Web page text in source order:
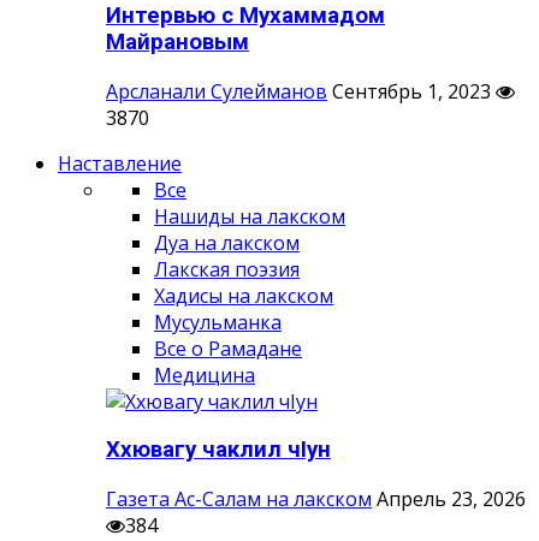
Интервью с Мухаммадом
Майрановым
Арсланали Сулейманов Сентябрь 1, 2023
3870
Наставление
Все
Нашиды на лакском
Дуа на лакском
Лакская поэзия
Хадисы на лакском
Мусульманка
Все о Рамадане
Медицина
Ххювагу чаклил чIун
Газета Ас-Салам на лакском Апрель 23, 2026
384